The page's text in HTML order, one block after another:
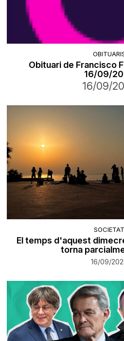
Obituari de Francisco
16/09/
16/09/
SOCIETAT
El temps d'aquest
torna
16/09/